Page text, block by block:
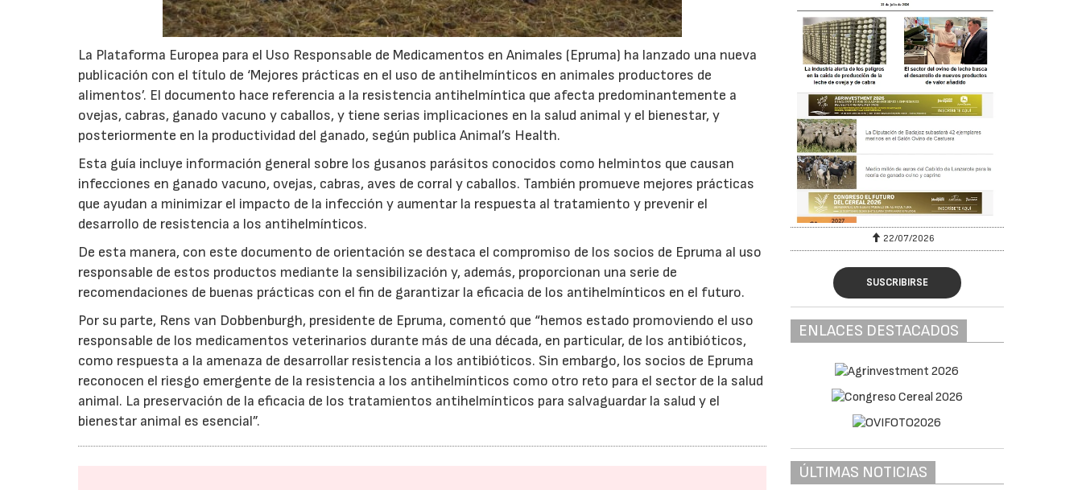
La Plataforma Europea para el Uso Responsable de Medicamentos en Animales (Epruma) ha lanzado una nueva
publicación con el título de ‘Mejores prácticas en el uso de antihelmínticos en animales productores de
alimentos’. El documento hace referencia a la resistencia antihelmíntica que afecta predominantemente a
ovejas, cabras, ganado vacuno y caballos, y tiene serias implicaciones en la salud animal y el bienestar, y
posteriormente en la productividad del ganado, según publica Animal’s Health.
Esta guía incluye información general sobre los gusanos parásitos conocidos como helmintos que causan
infecciones en ganado vacuno, ovejas, cabras, aves de corral y caballos. También promueve mejores prácticas
que ayudan a minimizar el impacto de la infección y aumentar la respuesta al tratamiento y prevenir el
desarrollo de resistencia a los antihelmínticos.
De esta manera, con este documento de orientación se destaca el compromiso de los socios de Epruma al uso
responsable de estos productos mediante la sensibilización y, además, proporcionan una serie de
recomendaciones de buenas prácticas con el fin de garantizar la eficacia de los antihelmínticos en el futuro.
Por su parte, Rens van Dobbenburgh, presidente de Epruma, comentó que “hemos estado promoviendo el uso
responsable de los medicamentos veterinarios durante más de una década, en particular, de los antibióticos,
como respuesta a la amenaza de desarrollar resistencia a los antibióticos. Sin embargo, los socios de Epruma
reconocen el riesgo emergente de la resistencia a los antihelmínticos como otro reto para el sector de la salud
animal. La preservación de la eficacia de los tratamientos antihelmínticos para salvaguardar la salud y el
bienestar animal es esencial”.
22/07/2026
SUSCRIBIRSE
ENLACES DESTACADOS
ÚLTIMAS NOTICIAS